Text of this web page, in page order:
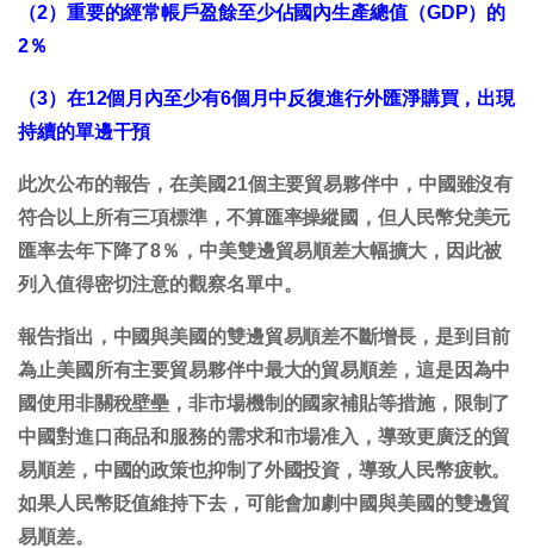
（2）重要的經常帳戶盈餘至少佔國內生產總值（GDP）的
2％
（3）在12個月內至少有6個月中反復進行外匯淨購買，出現
持續的單邊干預
此次公布的報告，在美國21個主要貿易夥伴中，中國雖沒有
符合以上所有三項標準，不算匯率操縱國，但人民幣兌美元
匯率去年下降了8％，中美雙邊貿易順差大幅擴大，因此被
列入值得密切注意的觀察名單中。
報告指出，中國與美國的雙邊貿易順差不斷增長，是到目前
為止美國所有主要貿易夥伴中最大的貿易順差，這是因為中
國使用非關稅壁壘，非市場機制的國家補貼等措施，限制了
中國對進口商品和服務的需求和市場准入，導致更廣泛的貿
易順差，中國的政策也抑制了外國投資，導致人民幣疲軟。
如果人民幣貶值維持下去，可能會加劇中國與美國的雙邊貿
易順差。